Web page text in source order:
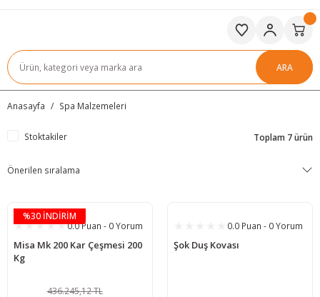
ARA
Anasayfa Spa Malzemeleri
Stoktakiler Toplam 7 ürün
%30 İNDİRİM
0.0 Puan - 0 Yorum
Misa Mk 200 Kar Çeşmesi 200
Kg
436.245,12 TL
0.0 Puan - 0 Yorum
Şok Duş Kovası